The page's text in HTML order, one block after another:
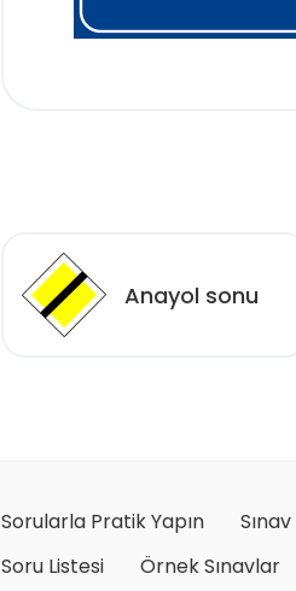
Anayol sonu
Sorularla Pratik Yapın Sınav
Soru Listesi
Örnek Sınavlar